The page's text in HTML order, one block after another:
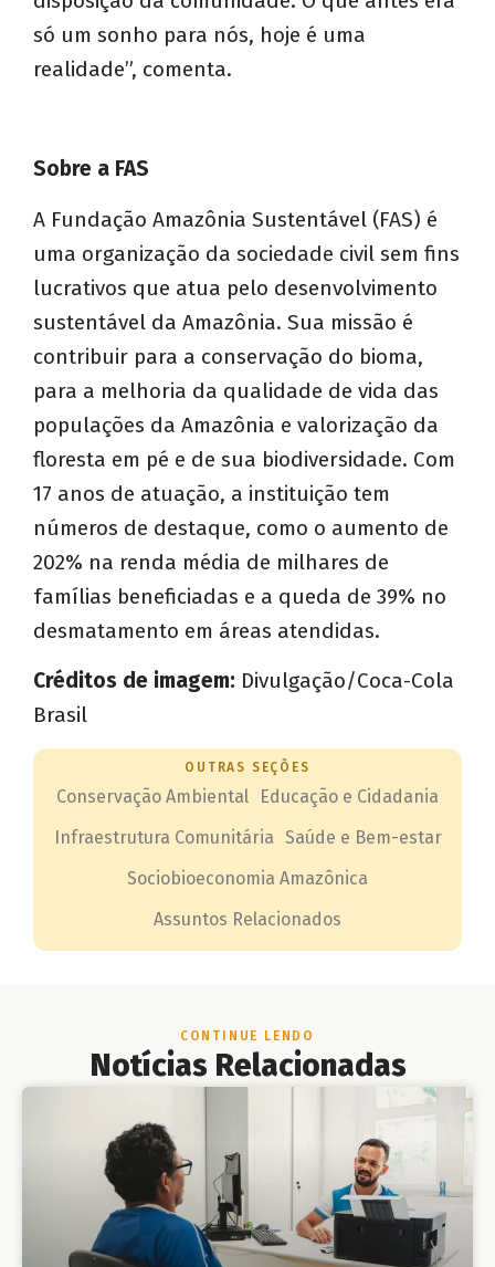
só um sonho para nós, hoje é uma
realidade”, comenta.
Sobre a FAS
A Fundação Amazônia Sustentável (FAS) é
uma organização da sociedade civil sem fins
lucrativos que atua pelo desenvolvimento
sustentável da Amazônia. Sua missão é
contribuir para a conservação do bioma,
para a melhoria da qualidade de vida das
populações da Amazônia e valorização da
floresta em pé e de sua biodiversidade. Com
17 anos de atuação, a instituição tem
números de destaque, como o aumento de
202% na renda média de milhares de
famílias beneficiadas e a queda de 39% no
desmatamento em áreas atendidas.
Créditos de imagem: Divulgação/Coca-Cola
Brasil
OUTRAS SEÇÕES
Conservação Ambiental
Educação e Cidadania
Infraestrutura Comunitária Saúde e Bem-estar
Sociobioeconomia Amazônica
Assuntos Relacionados
CONTINUE LENDO
Notícias Relacionadas